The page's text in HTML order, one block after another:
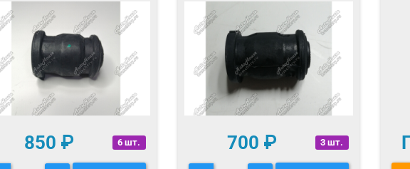
6 шт.
850 ₽ 3 шт.
700 ₽